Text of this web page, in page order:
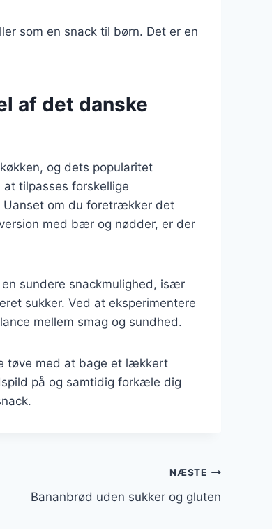
som en snack til børn. Det er en
af det danske
og dets popularitet
tilpasses forskellige
om du foretrækker det
med bær og nødder, er der
sundere snackmulighed, især
sukker. Ved at eksperimentere
mellem smag og sundhed.
tøve med at bage et lækkert
på og samtidig forkæle dig
NÆSTE
Bananbrød uden sukker og gluten